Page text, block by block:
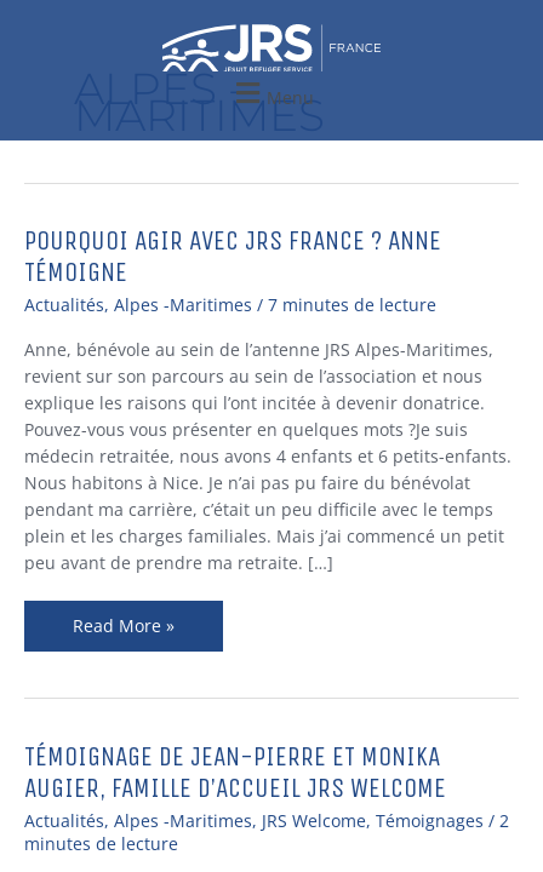
Menu
ALPES -
MARITIMES
POURQUOI AGIR AVEC JRS FRANCE ? ANNE
TÉMOIGNE
Actualités, Alpes -Maritimes / 7 minutes de lecture
Anne, bénévole au sein de l’antenne JRS Alpes-Maritimes,
revient sur son parcours au sein de l’association et nous
explique les raisons qui l’ont incitée à devenir donatrice.
Pouvez-vous vous présenter en quelques mots ?Je suis
médecin retraitée, nous avons 4 enfants et 6 petits-enfants.
Nous habitons à Nice. Je n’ai pas pu faire du bénévolat
pendant ma carrière, c’était un peu difficile avec le temps
plein et les charges familiales. Mais j’ai commencé un petit
peu avant de prendre ma retraite. […]
POURQUOI
AGIR
JRS
FRANCE
?
ANNE
TÉMOIGNE
Read More »
TÉMOIGNAGE DE JEAN-PIERRE ET MONIKA
AUGIER, FAMILLE D’ACCUEIL JRS WELCOME
Actualités, Alpes -Maritimes, JRS Welcome, Témoignages / 2
minutes de lecture
TÉMOIGNAGE
DE
JEAN-
PIERRE